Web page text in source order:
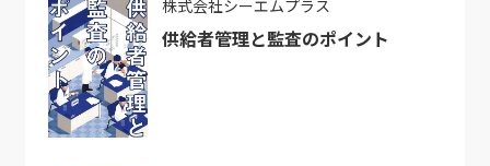
株式会社シーエムプラス
供給者管理と監査のポイント